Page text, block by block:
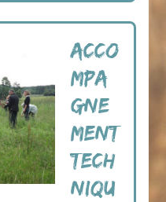
Acco
mpa
gne
ment
tech
niqu